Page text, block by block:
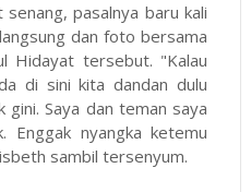
pasalnya baru kali
dan foto bersama
Hidayat tersebut. "Kalau
di sini kita dandan dulu
gini. Saya dan teman saya
Enggak nyangka ketemu
sambil tersenyum.